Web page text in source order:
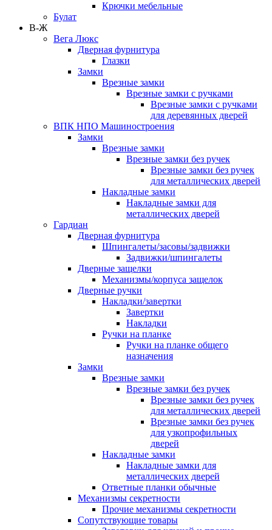
Крючки мебельные
Булат
В-Ж
Вега Люкс
Дверная фурнитура
Глазки
Замки
Врезные замки
Врезные замки с ручками
Врезные замки с ручками
для деревянных дверей
ВПК НПО Машиностроения
Замки
Врезные замки
Врезные замки без ручек
Врезные замки без ручек
для металлических дверей
Накладные замки
Накладные замки для
металлических дверей
Гардиан
Дверная фурнитура
Шпингалеты/засовы/задвижки
Задвижки/шпингалеты
Дверные защелки
Механизмы/корпуса защелок
Дверные ручки
Накладки/завертки
Завертки
Накладки
Ручки на планке
Ручки на планке общего
назначения
Замки
Врезные замки
Врезные замки без ручек
Врезные замки без ручек
для металлических дверей
Врезные замки без ручек
для узкопрофильных
дверей
Накладные замки
Накладные замки для
металлических дверей
Ответные планки обычные
Механизмы секретности
Прочие механизмы секретности
Сопутствующие товары